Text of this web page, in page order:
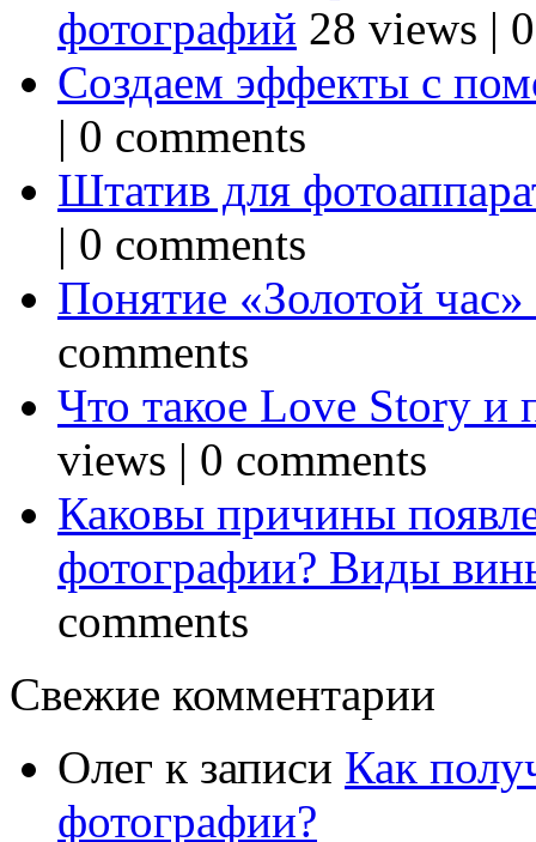
фотографий 28 views |
Создаем эффекты с
| 0 comments
Штатив для
| 0 comments
Понятие «Золотой
comments
Что такое Love Story и
views | 0 comments
Каковы причины
фотографии? Виды
comments
Свежие комментарии
Олег к записи Как
фотографии?